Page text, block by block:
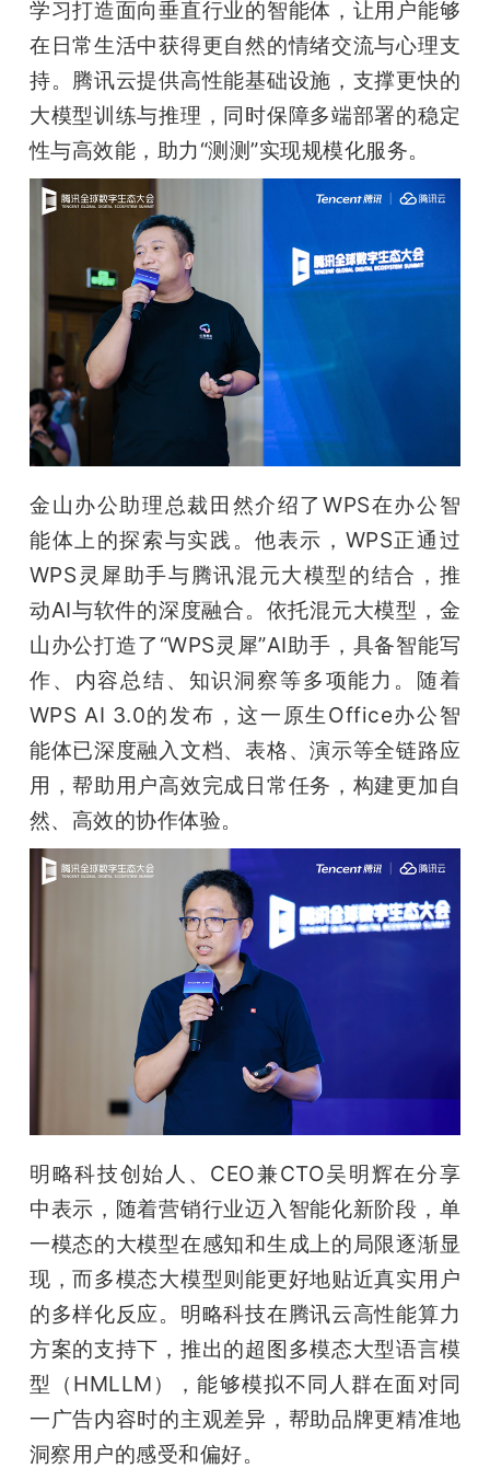
学习打造面向垂直行业的智能体，让用户能够
在日常生活中获得更自然的情绪交流与心理支
持。腾讯云提供高性能基础设施，支撑更快的
大模型训练与推理，同时保障多端部署的稳定
性与高效能，助力“测测”实现规模化服务。
金山办公助理总裁田然介绍了WPS在办公智
能体上的探索与实践。他表示，WPS正通过
WPS灵犀助手与腾讯混元大模型的结合，推
动AI与软件的深度融合。依托混元大模型，金
山办公打造了“WPS灵犀”AI助手，具备智能写
作、内容总结、知识洞察等多项能力。随着
WPS AI 3.0的发布，这一原生Office办公智
能体已深度融入文档、表格、演示等全链路应
用，帮助用户高效完成日常任务，构建更加自
然、高效的协作体验。
明略科技创始人、CEO兼CTO吴明辉在分享
中表示，随着营销行业迈入智能化新阶段，单
一模态的大模型在感知和生成上的局限逐渐显
现，而多模态大模型则能更好地贴近真实用户
的多样化反应。明略科技在腾讯云高性能算力
方案的支持下，推出的超图多模态大型语言模
型（HMLLM），能够模拟不同人群在面对同
一广告内容时的主观差异，帮助品牌更精准地
洞察用户的感受和偏好。